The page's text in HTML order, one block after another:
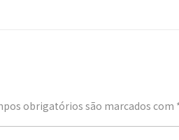
obrigatórios são marcados com